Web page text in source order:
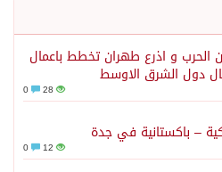
الحرب و اذرع طهران تخطط باعمال
دول الشرق الاوسط
28
– باكستانية في جدة
12